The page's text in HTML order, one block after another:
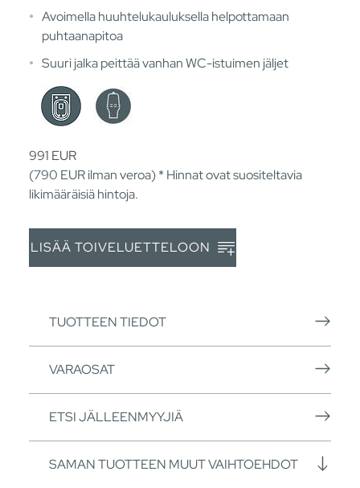
Avoimella huuhtelukauluksella helpottamaan
puhtaanapitoa
Suuri jalka peittää vanhan WC-istuimen jäljet
991 EUR
(790 EURilman veroa) * Hinnat ovat suositeltavia
likimääräisiä hintoja.
LISÄÄ TOIVELUETTELOON
TUOTTEEN TIEDOT
VARAOSAT
ETSI JÄLLEENMYYJIÄ
SAMAN TUOTTEEN MUUT VAIHTOEHDOT